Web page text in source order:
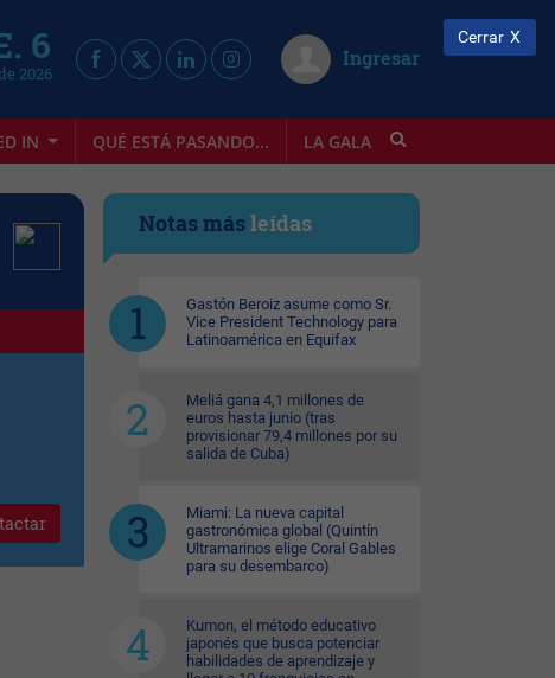
6
2026
Ingresar
IN QUÉ ESTÁ PASANDO... LA GALA INFOSTYLE
Notas másleídas
Gastón Beroiz asume como Sr.
Vice President Technology para
Latinoamérica en Equifax
Meliá gana 4,1 millones de
euros hasta junio (tras
provisionar 79,4 millones por su
salida de Cuba)
Miami: La nueva capital
gastronómica global (Quintín
Ultramarinos elige Coral Gables
para su desembarco)
Kumon, el método educativo
japonés que busca potenciar
habilidades de aprendizaje y
Cerrar